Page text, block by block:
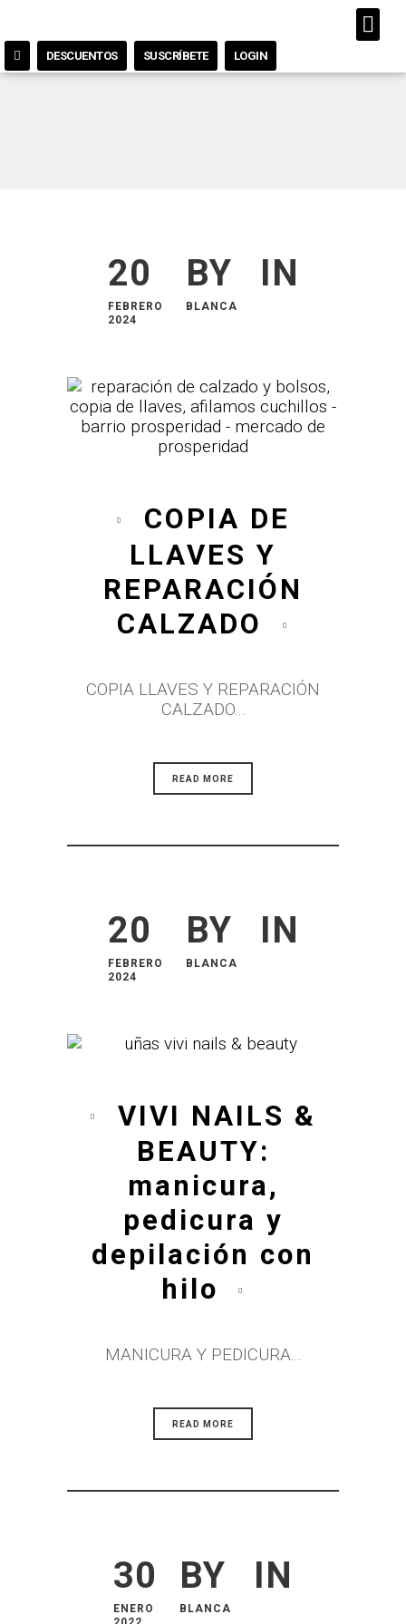
DESCUENTOS SUSCRÍBETE LOGIN
20
FEBRERO
2024
BY
BLANCA
IN
COPIA DE
LLAVES Y
REPARACIÓN
CALZADO
COPIA LLAVES Y REPARACIÓN
CALZADO...
READ MORE
20
FEBRERO
2024
BY
BLANCA
IN
VIVI NAILS &
BEAUTY:
manicura,
pedicura y
depilación con
hilo
MANICURA Y PEDICURA...
READ MORE
30
ENERO
BY
BLANCA
IN